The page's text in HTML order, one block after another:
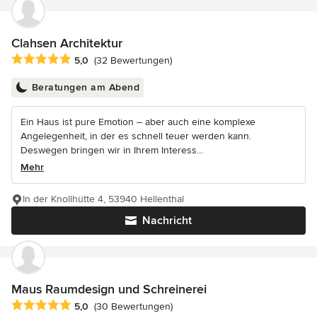
Clahsen Architektur
Durchschnittliche Bewertung: 5 von 5 Sternen
5,0 (32 Bewertungen)
Beratungen am Abend
Ein Haus ist pure Emotion – aber auch eine komplexe
Angelegenheit, in der es schnell teuer werden kann.
Deswegen bringen wir in Ihrem Interess...
Mehr
Nachricht
In der Knollhütte 4, 53940 Hellenthal
Maus Raumdesign und Schreinerei
Durchschnittliche Bewertung: 5 von 5 Sternen
5,0 (30 Bewertungen)